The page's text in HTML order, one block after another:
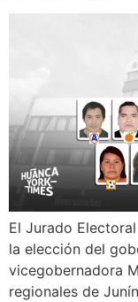
El Jurado
la elección del
vicegobernadora
regionales de